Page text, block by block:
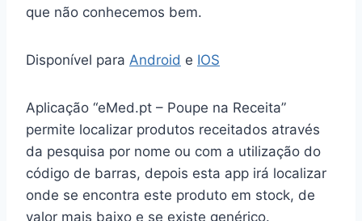
que não conhecemos bem.
Disponível para Android e IOS
Aplicação “eMed.pt – Poupe na Receita”
permite localizar produtos receitados através
da pesquisa por nome ou com a utilização do
código de barras, depois esta app irá localizar
onde se encontra este produto em stock, de
valor mais baixo e se existe genérico.